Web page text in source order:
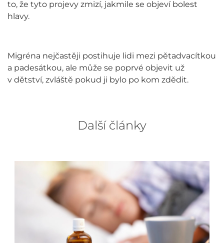
to, že tyto projevy zmizí, jakmile se objeví bolest
hlavy.
Migréna nejčastěji postihuje lidi mezi pětadvacítkou
a padesátkou, ale může se poprvé objevit už
v dětství, zvláště pokud ji bylo po kom zdědit.
Další články